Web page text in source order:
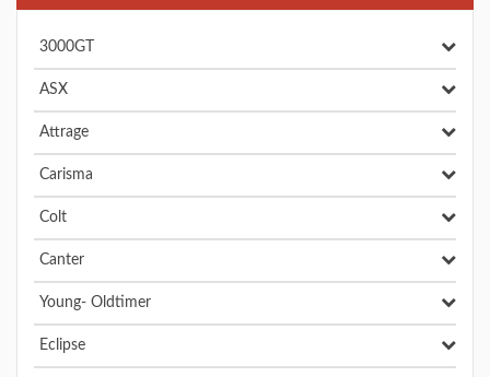
3000GT
ASX
Attrage
Carisma
Colt
Canter
Young- Oldtimer
Eclipse